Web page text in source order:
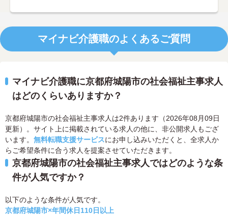
マイナビ介護職のよくあるご質問
マイナビ介護職に京都府城陽市の社会福祉主事求人
はどのくらいありますか？
京都府城陽市の社会福祉主事求人は2件あります（2026年08月09日
更新）。サイト上に掲載されている求人の他に、非公開求人もござ
います。 無料転職支援サービスにお申し込みいただくと、全求人か
らご希望条件に合う求人を提案させていただきます。
京都府城陽市の社会福祉主事求人ではどのような条
件が人気ですか？
以下のような条件が人気です。
京都府城陽市×年間休日110日以上